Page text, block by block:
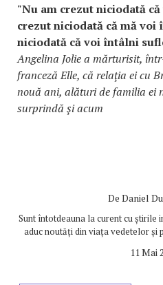
"Nu am crezut niciodată
crezut niciodată că mă
niciodată că voi întâlni
Angelina Jolie a mărturisit,
franceză Elle, că relaţia ei cu
nouă ani, alături de familia ei
surprindă şi acum
De Daniel
Sunt întotdeauna la curent cu știrile
aduc noutăți din viața vedetelor și
11 Mai